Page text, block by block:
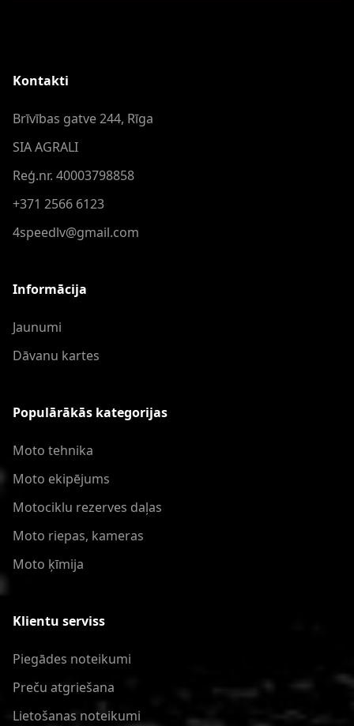
Kontakti
Brīvības gatve 244, Rīga
SIA AGRALI
Reģ.nr. 40003798858
+371 2566 6123
4speedlv@gmail.com
Informācija
Jaunumi
Dāvanu kartes
Populārākās kategorijas
Moto tehnika
Moto ekipējums
Motociklu rezerves daļas
Moto riepas, kameras
Moto ķīmija
Klientu serviss
Piegādes noteikumi
Preču atgriešana
Lietošanas noteikumi